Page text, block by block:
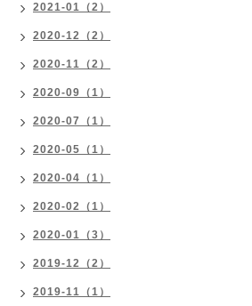
2021-01（2）
2020-12（2）
2020-11（2）
2020-09（1）
2020-07（1）
2020-05（1）
2020-04（1）
2020-02（1）
2020-01（3）
2019-12（2）
2019-11（1）